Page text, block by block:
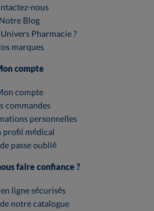
nous
Notre Blog
Pharmacie ?
marques
compte
compte
commandes
personnelles
profil médical
passe oublié
faire confiance ?
ligne sécurisés
notre catalogue